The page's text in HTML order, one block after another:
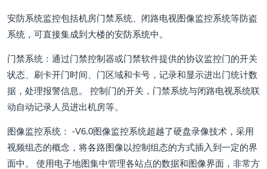
安防系统监控包括机房门禁系统、闭路电视图像监控系统等防盗
系统，可直接集成到大楼的安防系统中。
门禁系统：通过门禁控制器或门禁软件提供的协议监控门的开关
状态、刷卡开门时间、门区域和卡号，记录和显示进出门统计数
据，处理报警信息。 控制门的开关，门禁系统与闭路电视系统联
动自动记录人员进出机房等。
图像监控系统： -V6.0图像监控系统超越了硬盘录像技术，采用
视频组态的概念，将各路图像以控制组态的方式插入到一定的界
面中。 使用电子地图集中管理各站点的数据和图像界面，非常方